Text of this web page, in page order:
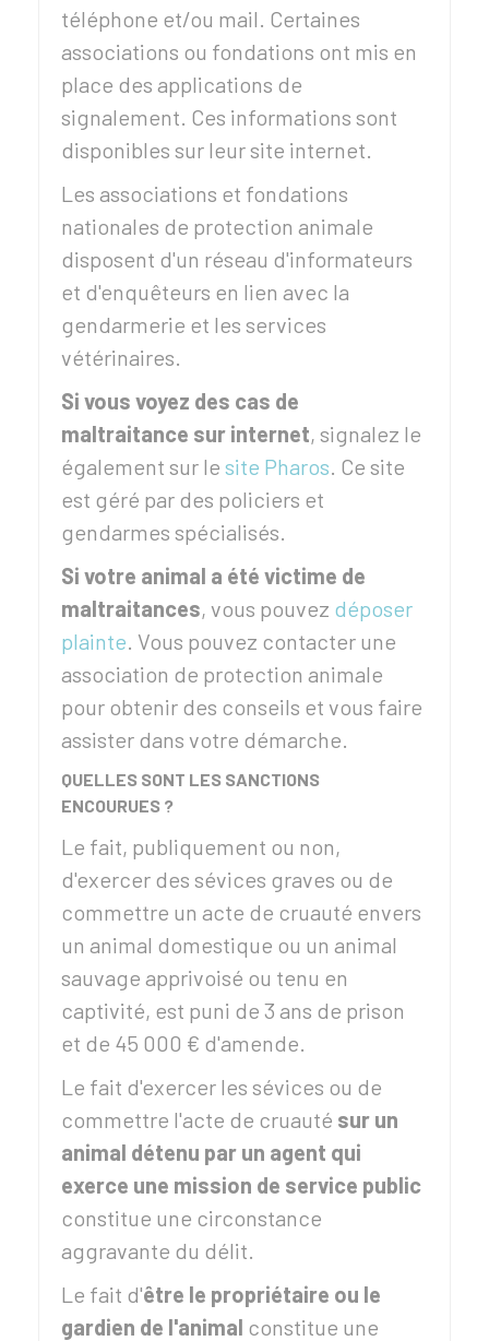
téléphone et/ou mail. Certaines
associations ou fondations ont mis en
place des applications de
signalement. Ces informations sont
disponibles sur leur site internet.
Les associations et fondations
nationales de protection animale
disposent d'un réseau d'informateurs
et d'enquêteurs en lien avec la
gendarmerie et les services
vétérinaires.
Si vous voyez des cas de
maltraitance sur internet, signalez le
également sur le site Pharos. Ce site
est géré par des policiers et
gendarmes spécialisés.
Si votre animal a été victime de
maltraitances, vous pouvez déposer
plainte. Vous pouvez contacter une
association de protection animale
pour obtenir des conseils et vous faire
assister dans votre démarche.
QUELLES SONT LES SANCTIONS
ENCOURUES ?
Le fait, publiquement ou non,
d'exercer des sévices graves ou de
commettre un acte de cruauté envers
un animal domestique ou un animal
sauvage apprivoisé ou tenu en
captivité, est puni de 3 ans de prison
et de 45 000 € d'amende.
Le fait d'exercer les sévices ou de
commettre l'acte de cruauté sur un
animal détenu par un agent qui
exerce une mission de service public
constitue une circonstance
aggravante du délit.
Le fait d'être le propriétaire ou le
gardien de l'animal constitue une